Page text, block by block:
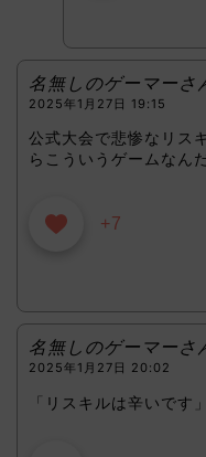
名無しのゲーマーさ
2025年1月27日 19:15
公式大会で悲惨なリス
らこういうゲームなん
+7
名無しのゲーマーさ
2025年1月27日 20:02
「リスキルは辛いです